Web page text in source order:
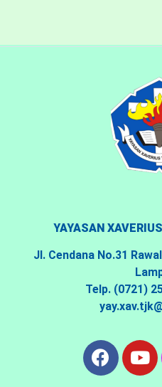
YAYASAN
Jl. Cendana No.31
Telp. (0721)